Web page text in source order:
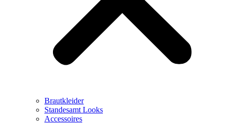
Brautkleider
Standesamt Looks
Accessoires